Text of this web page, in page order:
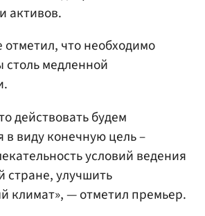
активов.
что необходимо
медленной
действовать будем
в виду конечную цель –
условий ведения
стране, улучшить
климат», — отметил премьер.